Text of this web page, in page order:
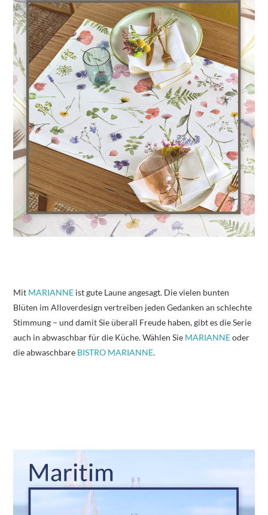
Mit MARIANNE ist gute Laune angesagt. Die vielen bunten
Blüten im Alloverdesign vertreiben jeden Gedanken an schlechte
Stimmung – und damit Sie überall Freude haben, gibt es die Serie
auch in abwaschbar für die Küche. Wählen Sie MARIANNEoder
die abwaschbare BISTRO MARIANNE.